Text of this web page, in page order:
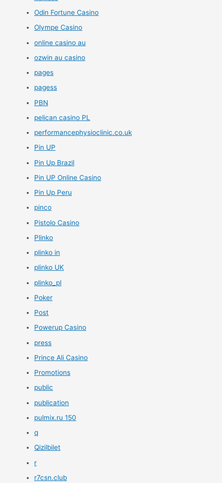
Odin Fortune Casino
Olympe Casino
online casino au
ozwin au casino
pages
pagess
PBN
pelican casino PL
performancephysioclinic.co.uk
Pin UP
Pin Up Brazil
Pin UP Online Casino
Pin Up Peru
pinco
Pistolo Casino
Plinko
plinko in
plinko UK
plinko_pl
Poker
Post
Powerup Casino
press
Prince Ali Casino
Promotions
public
publication
pulmix.ru 150
q
Qizilbilet
r
r7csn.club